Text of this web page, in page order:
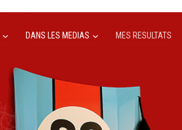
DANS LES MEDIAS MES RESULTATS